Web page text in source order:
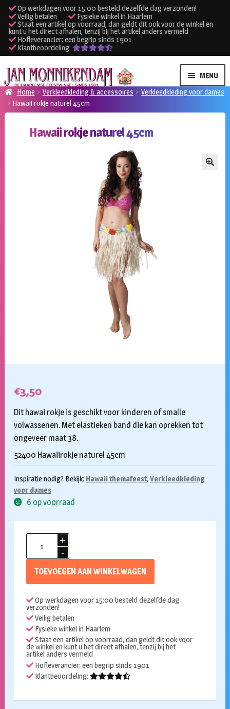
Op werkdagen voor 15:00 besteld dezelfde dag verzonden!
Veilig betalen
Fysieke winkel in Haarlem
Staat een artikel op voorraad, dan geldt dit ook voor de winkel en
kunt u het direct afhalen, tenzij bij het artikel anders vermeld
Hofleverancier: een begrip sinds 1901
Klantbeoordeling:
Ga
door
naar
navigatie
Ga
naar
de
inhoud
MENU
Verhuur kleding
Verhuur apparatuur
Home Verkleedkleding & accessoires
Verkleedkleding voor dames
Hawaii rokje naturel 45cm
Hawaii rokje naturel 45cm
€3,50
Dit hawai rokje is geschikt voor kinderen of smalle
volwassenen. Met elastieken band die kan oprekken tot
ongeveer maat 38.
52400 Hawaiirokje naturel 45cm
Inspiratie nodig? Bekijk: Hawaii themafeest, Verkleedkleding
voor dames
6 op voorraad
rokje
TOEVOEGEN AAN WINKELWAGEN
Op werkdagen voor 15:00 besteld dezelfde dag
verzonden!
Veilig betalen
Fysieke winkel in Haarlem
Staat een artikel op voorraad, dan geldt dit ook voor
de winkel en kunt u het direct afhalen, tenzij bij het
artikel anders vermeld
Hofleverancier: een begrip sinds 1901
Klantbeoordeling: